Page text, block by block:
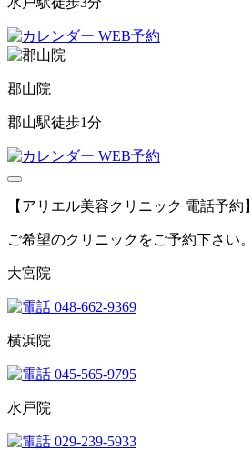
WEB予約
郡山院
郡山駅徒歩1分
WEB予約
【アリエル美容クリニック 電話予約】
ご希望のクリニックをご予約下さい。
大宮院
048-662-9369
横浜院
045-565-9795
水戸院
029-239-5933